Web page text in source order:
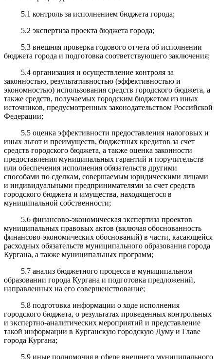
5.1 контроль за исполнением бюджета города;
5.2 экспертиза проекта бюджета города;
5.3 внешняя проверка годового отчета об исполнении
бюджета города и подготовка соответствующего заключения;
5.4 организация и осуществление контроля за
законностью, результативностью (эффективностью и
экономностью) использования средств городского бюджета, а
также средств, получаемых городским бюджетом из иных
источников, предусмотренных законодательством Российской
Федерации;
5.5 оценка эффективности предоставления налоговых и
иных льгот и преимуществ, бюджетных кредитов за счет
средств городского бюджета, а также оценка законности
предоставления муниципальных гарантий и поручительств
или обеспечения исполнения обязательств другими
способами по сделкам, совершаемым юридическими лицами
и индивидуальными предпринимателями за счет средств
городского бюджета и имущества, находящегося в
муниципальной собственности;
5.6 финансово-экономическая экспертиза проектов
муниципальных правовых актов (включая обоснованность
финансово-экономических обоснований) в части, касающейся
расходных обязательств муниципального образования города
Кургана, а также муниципальных программ;
5.7 анализ бюджетного процесса в муниципальном
образовании города Кургана и подготовка предложений,
направленных на его совершенствование;
5.8 подготовка информации о ходе исполнения
городского бюджета, о результатах проведенных контрольных
и экспертно-аналитических мероприятий и представление
такой информации в Курганскую городскую Думу и Главе
города Кургана;
5.9 иные полномочия в сфере внешнего муниципального